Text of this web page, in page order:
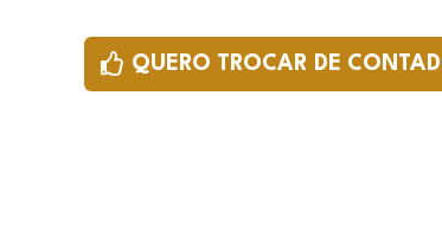
QUERO TROCAR DE